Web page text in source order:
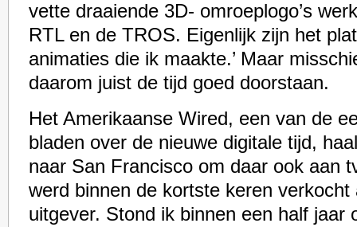
vette draaiende 3D- omroeplogo’s
RTL en de TROS. Eigenlijk zijn het
animaties die ik maakte.’ Maar
daarom juist de tijd goed doorstaan.
Het Amerikaanse Wired, een van de
bladen over de nieuwe digitale tijd,
naar San Francisco om daar ook aan
werd binnen de kortste keren verkocht
uitgever. Stond ik binnen een half jaar